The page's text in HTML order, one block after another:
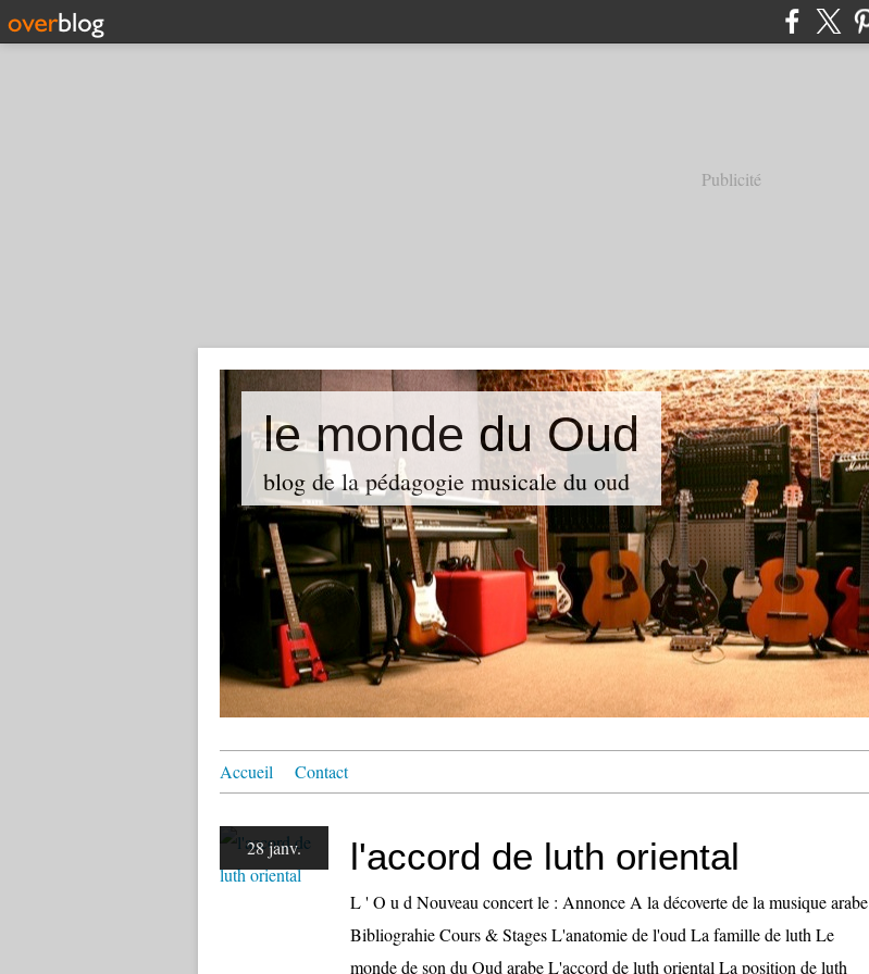
Publicité
le monde du Oud
blog de la pédagogie musicale du oud
Accueil Contact
28 janv. l'accord de luth oriental
L ' O u d Nouveau concert le : Annonce A la décoverte de la musique arabe
Bibliograhie Cours & Stages L'anatomie de l'oud La famille de luth Le
monde de son du Oud arabe L'accord de luth oriental La position de luth